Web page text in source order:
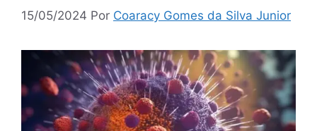
15/05/2024 Por Coaracy Gomes da Silva Junior